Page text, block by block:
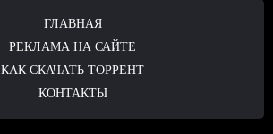
ГЛАВНАЯ
РЕКЛАМА НА САЙТЕ
КАК СКАЧАТЬ ТОРРЕНТ
КОНТАКТЫ